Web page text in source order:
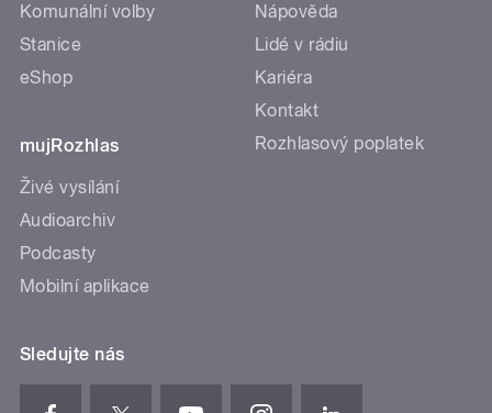
Komunální volby
Stanice
eShop
mujRozhlas
Živé vysílání
Audioarchiv
Podcasty
Mobilní aplikace
Nápověda
Lidé v rádiu
Kariéra
Kontakt
Rozhlasový poplatek
Sledujte nás